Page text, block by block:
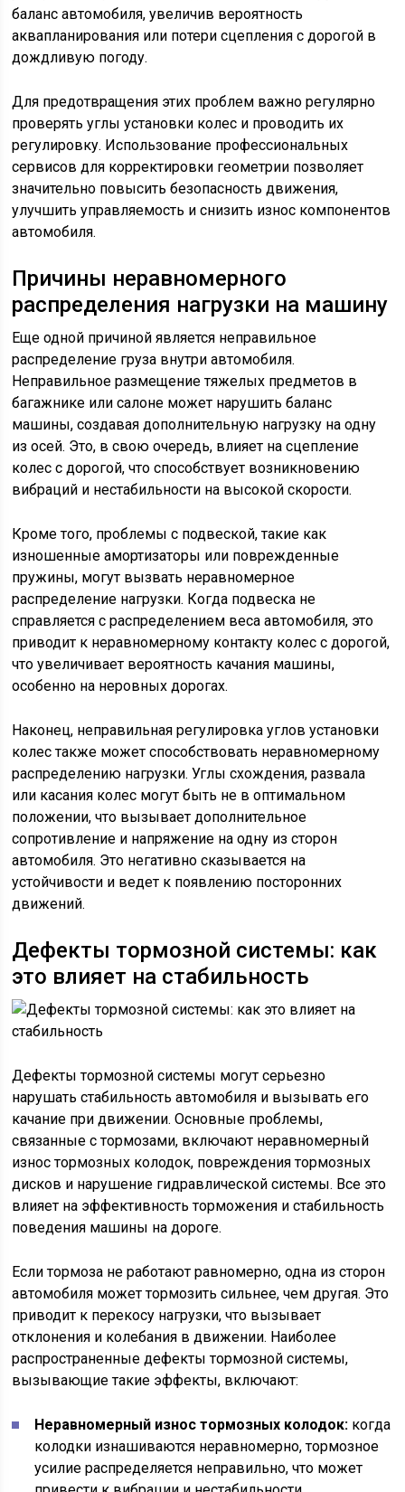
баланс автомобиля, увеличив вероятность
аквапланирования или потери сцепления с дорогой в
дождливую погоду.
Для предотвращения этих проблем важно регулярно
проверять углы установки колес и проводить их
регулировку. Использование профессиональных
сервисов для корректировки геометрии позволяет
значительно повысить безопасность движения,
улучшить управляемость и снизить износ компонентов
автомобиля.
Причины неравномерного
распределения нагрузки на машину
Еще одной причиной является неправильное
распределение груза внутри автомобиля.
Неправильное размещение тяжелых предметов в
багажнике или салоне может нарушить баланс
машины, создавая дополнительную нагрузку на одну
из осей. Это, в свою очередь, влияет на сцепление
колес с дорогой, что способствует возникновению
вибраций и нестабильности на высокой скорости.
Кроме того, проблемы с подвеской, такие как
изношенные амортизаторы или поврежденные
пружины, могут вызвать неравномерное
распределение нагрузки. Когда подвеска не
справляется с распределением веса автомобиля, это
приводит к неравномерному контакту колес с дорогой,
что увеличивает вероятность качания машины,
особенно на неровных дорогах.
Наконец, неправильная регулировка углов установки
колес также может способствовать неравномерному
распределению нагрузки. Углы схождения, развала
или касания колес могут быть не в оптимальном
положении, что вызывает дополнительное
сопротивление и напряжение на одну из сторон
автомобиля. Это негативно сказывается на
устойчивости и ведет к появлению посторонних
движений.
Дефекты тормозной системы: как
это влияет на стабильность
Дефекты тормозной системы могут серьезно
нарушать стабильность автомобиля и вызывать его
качание при движении. Основные проблемы,
связанные с тормозами, включают неравномерный
износ тормозных колодок, повреждения тормозных
дисков и нарушение гидравлической системы. Все это
влияет на эффективность торможения и стабильность
поведения машины на дороге.
Если тормоза не работают равномерно, одна из сторон
автомобиля может тормозить сильнее, чем другая. Это
приводит к перекосу нагрузки, что вызывает
отклонения и колебания в движении. Наиболее
распространенные дефекты тормозной системы,
вызывающие такие эффекты, включают:
Неравномерный износ тормозных колодок: когда
колодки изнашиваются неравномерно, тормозное
усилие распределяется неправильно, что может